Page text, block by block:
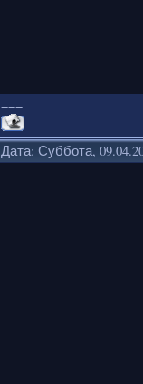
===
Дата: Суббота,